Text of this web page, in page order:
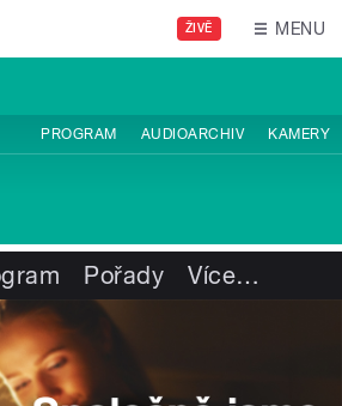
ŽIVĚ MENU
PROGRAM AUDIOARCHIV KAMERY
Pořady Více…